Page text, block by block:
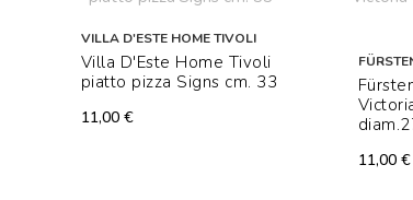
VILLA D'ESTE HOME TIVOLI
Villa D'Este Home Tivoli
piatto pizza Signs cm. 33
11,00 €
11,00 €